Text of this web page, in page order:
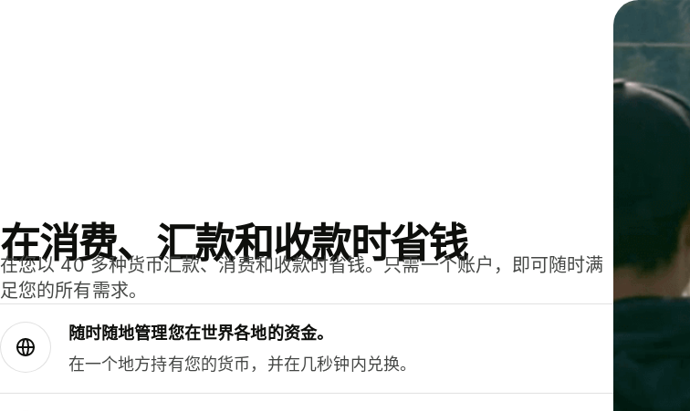
在消费、汇款和收款时省钱
在您以 40 多种货币汇款、消费和收款时省钱。只需一个账户，即可随时满
足您的所有需求。
随时随地管理您在世界各地的资金。
在一个地方持有您的货币，并在几秒钟内兑换。